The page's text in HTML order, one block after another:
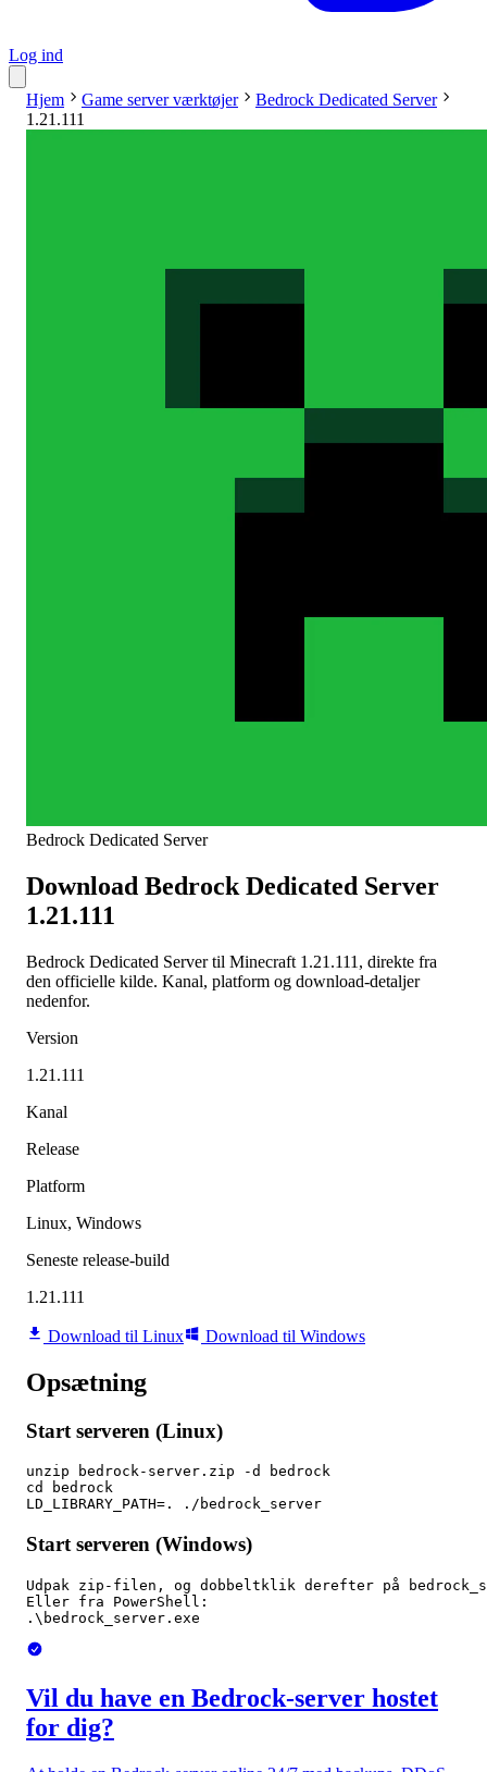
Log ind
Hjem Game server værktøjer
Bedrock Dedicated Server
1.21.111
Bedrock Dedicated Server
Download Bedrock Dedicated Server
1.21.111
Bedrock Dedicated Server til Minecraft 1.21.111, direkte fra
den officielle kilde. Kanal, platform og download-detaljer
nedenfor.
Version
1.21.111
Kanal
Release
Platform
Linux, Windows
Seneste release-build
1.21.111
Download til Linux Download til Windows
Opsætning
Start serveren (Linux)
unzip bedrock-server.zip -d bedrock
cd bedrock
LD_LIBRARY_PATH=. ./bedrock_server
Start serveren (Windows)
Udpak zip-filen, og dobbeltklik derefter på
Eller fra PowerShell:
.\bedrock_server.exe
Vil du have en Bedrock-server hostet
for dig?